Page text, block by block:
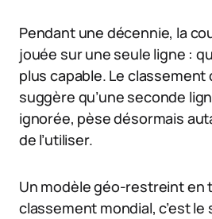
Pendant une décennie, la
jouée sur une seule ligne :
plus capable. Le classement
suggère qu’une seconde
ignorée, pèse désormais
de l’utiliser.
Un modèle géo-restreint en
classement mondial, c’est le